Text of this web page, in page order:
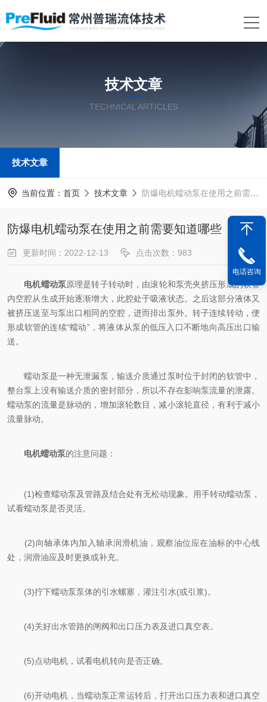
技术文章
TECHNICAL ARTICLES
技术文章
当前位置： 首页 技术文章 防爆电机蠕动泵在使用之前需要知道哪些
防爆电机蠕动泵在使用之前需要知道哪些
更新时间：2022-12-13 点击次数：983
电机蠕动泵原理是转子转动时，由滚轮和泵壳夹挤压形成的软管
内空腔从生成开始逐渐增大，此腔处于吸液状态。之后这部分液体又
被挤压送至与泵出口相同的空腔，进而排出泵外。转子连续转动，便
形成软管的连续“蠕动”，将液体从泵的低压入口不断地向高压出口输
送。
蠕动泵是一种无泄漏泵，输送介质通过泵时位于封闭的软管中，
整台泵上没有输送介质的密封部分，所以不存在影响泵流量的泄露。
蠕动泵的流量是脉动的，增加滚轮数目，减小滚轮直径，有利于减小
流量脉动。
电机蠕动泵的注意问题：
(1)检查蠕动泵及管路及结合处有无松动现象。用手转动蠕动泵，
试看蠕动泵是否灵活。
(2)向轴承体内加入轴承润滑机油，观察油位应在油标的中心线
处，润滑油应及时更换或补充。
(3)拧下蠕动泵泵体的引水螺塞，灌注引水(或引浆)。
(4)关好出水管路的闸阀和出口压力表及进口真空表。
(5)点动电机，试看电机转向是否正确。
(6)开动电机，当蠕动泵正常运转后，打开出口压力表和进口真空
电话咨询